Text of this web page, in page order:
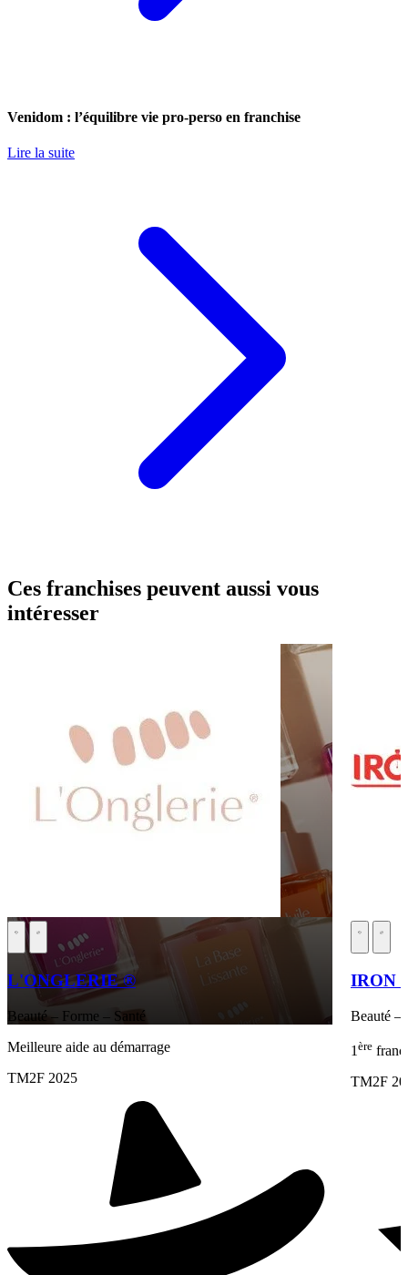
Venidom : l’équilibre vie pro-perso en franchise
Lire la suite
Ces franchises peuvent aussi vous
intéresser
L'ONGLERIE ®
Beauté – Forme – Santé
Meilleure aide au démarrage
TM2F 2025
IRON
Beauté –
1 ère
TM2F